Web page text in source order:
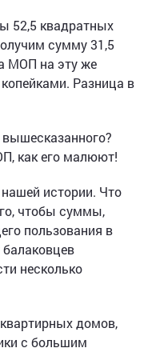
52,5 квадратных
сумму 31,5
МОП на эту же
Разница в
как его малюют!
истории. Что
чтобы суммы,
пользования в
несколько
домов,
с большим